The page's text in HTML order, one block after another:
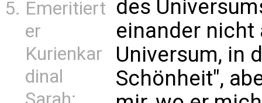
Emeritiert
er
Kurienkar
dinal
des
einander nicht
Universum, in
Schönheit",